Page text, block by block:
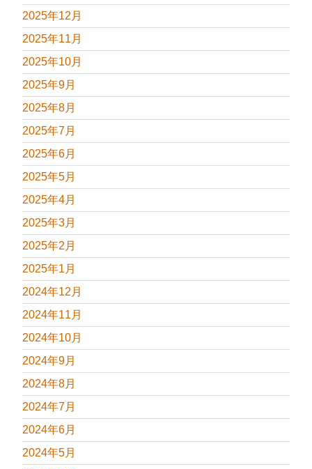
2025年12月
2025年11月
2025年10月
2025年9月
2025年8月
2025年7月
2025年6月
2025年5月
2025年4月
2025年3月
2025年2月
2025年1月
2024年12月
2024年11月
2024年10月
2024年9月
2024年8月
2024年7月
2024年6月
2024年5月